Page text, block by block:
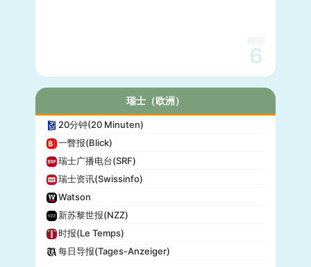
网站
6
瑞士（欧洲）
20分钟(20 Minuten)
一瞥报(Blick)
瑞士广播电台(SRF)
瑞士资讯(Swissinfo)
Watson
新苏黎世报(NZZ)
时报(Le Temps)
每日导报(Tages-Anzeiger)